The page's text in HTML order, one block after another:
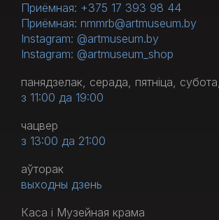
Приёмная: +375 17 393 98 44
Приёмная: nmmrb@artmuseum.by
Instagram: @artmuseum.by
Instagram: @artmuseum_shop
панядзелак, серада, пятніца,
з 11:00 да 19:00
чацвер
з 13:00 да 21:00
аўторак
выходны дзень
Каса і Музейная крама